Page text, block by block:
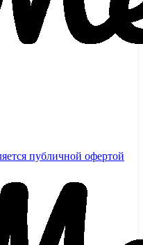
публичной офертой